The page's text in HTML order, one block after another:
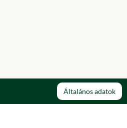
Általános adatok